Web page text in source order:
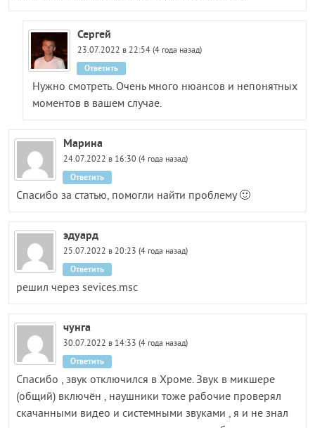
Сергей
23.07.2022 в 22:54 (4 года назад)
Нужно смотреть. Очень много нюансов и непонятных
моментов в вашем случае.
Ответить
Марина
24.07.2022 в 16:30 (4 года назад)
Спасибо за статью, помогли найти проблему 🙂
Ответить
эдуард
25.07.2022 в 20:23 (4 года назад)
решил через sevices.msc
Ответить
чунга
30.07.2022 в 14:33 (4 года назад)
Спасибо , звук отключился в Хроме. Звук в микшере
(общий) включён , наушники тоже рабочие проверял
скачанными видео и системными звуками , я и не знал
Ответить